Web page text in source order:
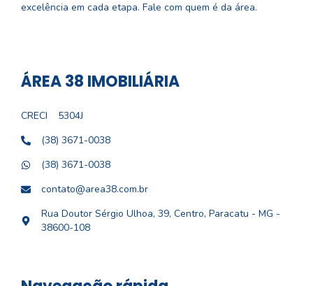
excelência em cada etapa. Fale com quem é da área.
ÁREA 38 IMOBILIÁRIA
CRECI
5304J
(38) 3671-0038
(38) 3671-0038
contato@area38.com.br
Rua Doutor Sérgio Ulhoa, 39, Centro, Paracatu - MG -
38600-108